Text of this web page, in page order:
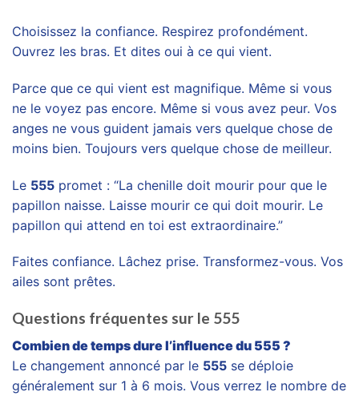
Choisissez la confiance. Respirez profondément.
Ouvrez les bras. Et dites oui à ce qui vient.
Parce que ce qui vient est magnifique. Même si vous
ne le voyez pas encore. Même si vous avez peur. Vos
anges ne vous guident jamais vers quelque chose de
moins bien. Toujours vers quelque chose de meilleur.
Le 555 promet : “La chenille doit mourir pour que le
papillon naisse. Laisse mourir ce qui doit mourir. Le
papillon qui attend en toi est extraordinaire.”
Faites confiance. Lâchez prise. Transformez-vous. Vos
ailes sont prêtes.
Questions fréquentes sur le 555
Combien de temps dure l’influence du 555 ?
Le changement annoncé par le 555 se déploie
généralement sur 1 à 6 mois. Vous verrez le nombre de